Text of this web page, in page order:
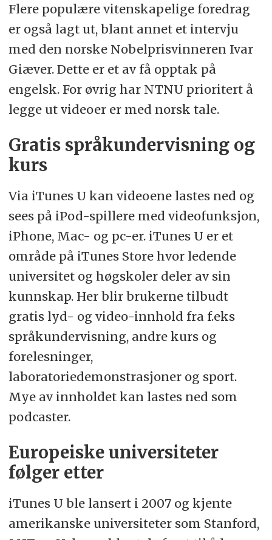
Flere populære vitenskapelige foredrag
er også lagt ut, blant annet et intervju
med den norske Nobelprisvinneren Ivar
Giæver. Dette er et av få opptak på
engelsk. For øvrig har NTNU prioritert å
legge ut videoer er med norsk tale.
Gratis språkundervisning og
kurs
Via iTunes U kan videoene lastes ned og
sees på iPod-spillere med videofunksjon,
iPhone, Mac- og pc-er. iTunes U er et
område på iTunes Store hvor ledende
universitet og høgskoler deler av sin
kunnskap. Her blir brukerne tilbudt
gratis lyd- og video-innhold fra f.eks
språkundervisning, andre kurs og
forelesninger,
laboratoriedemonstrasjoner og sport.
Mye av innholdet kan lastes ned som
podcaster.
Europeiske universiteter
følger etter
iTunes U ble lansert i 2007 og kjente
amerikanske universiteter som Stanford,